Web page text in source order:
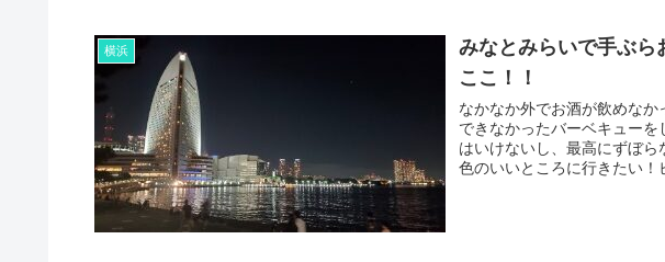
横浜
みなとみらいで手ぶら
ここ！！
なかなか外でお酒が飲めな
できなかったバーベキュー
はいけないし、最高にずぼ
色のいいところに行きたい！